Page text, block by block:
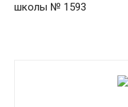
школы № 1593